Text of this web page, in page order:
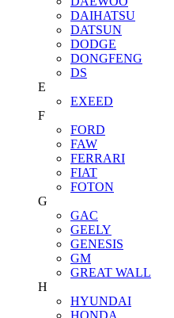
DAIHATSU
DATSUN
DODGE
DONGFENG
DS
E
EXEED
F
FORD
FAW
FERRARI
FIAT
FOTON
G
GAC
GEELY
GENESIS
GM
GREAT WALL
H
HYUNDAI
HONDA